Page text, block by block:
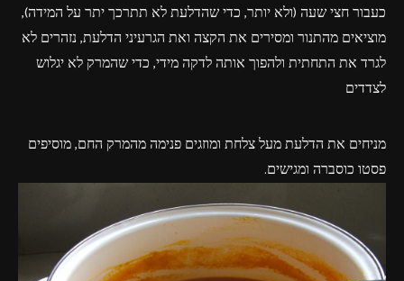
כעבור חצי שעה (ולא יותר, כדי שהדלעת לא תתרכך יתר על המידה),
מוציאים מהתנור ומסירים את הקצה ואת הגרעיני הדלעת, נזהרים לא
לגרד את התחתית ולהפוך אותה לדקה מידי, כדי שהמרק לא יגלוש
לצדדים
מניחים את הדלעת מעל צלחת ומוזגים פנימה מהמרק החם, מוסיפים
פסטו כוסברה ומגישים.